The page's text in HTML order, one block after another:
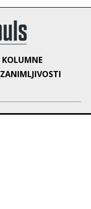
KOLUMNE
ZANIMLJIVOSTI